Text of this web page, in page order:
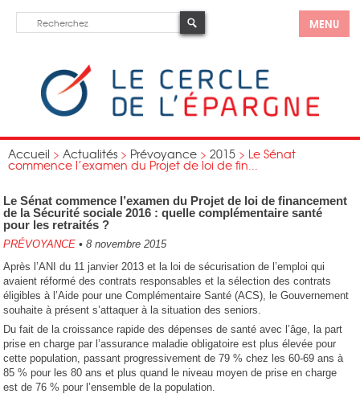
MENU
Accueil > Actualités > Prévoyance > 2015 > Le Sénat
commence l’examen du Projet de loi de fin...
Le Sénat commence l’examen du Projet de loi de financement
de la Sécurité sociale 2016 : quelle complémentaire santé
pour les retraités ?
PRÉVOYANCE • 8 novembre 2015
Après l’ANI du 11 janvier 2013 et la loi de sécurisation de l’emploi qui
avaient réformé des contrats responsables et la sélection des contrats
éligibles à l’Aide pour une Complémentaire Santé (ACS), le Gouvernement
souhaite à présent s’attaquer à la situation des seniors.
Du fait de la croissance rapide des dépenses de santé avec l’âge, la part
prise en charge par l’assurance maladie obligatoire est plus élevée pour
cette population, passant progressivement de 79 % chez les 60-69 ans à
85 % pour les 80 ans et plus quand le niveau moyen de prise en charge
est de 76 % pour l’ensemble de la population.